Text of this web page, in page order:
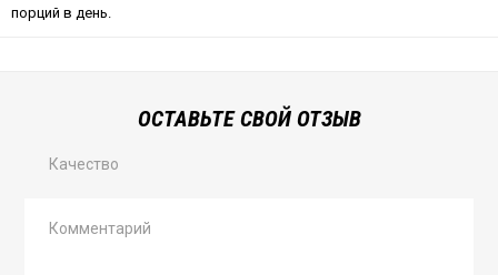
порций в день.
ОСТАВЬТЕ СВОЙ ОТЗЫВ
Качество